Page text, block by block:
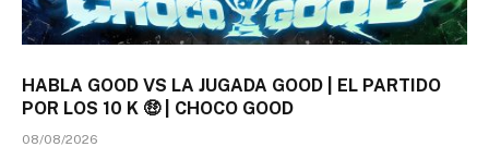
HABLA GOOD VS LA JUGADA GOOD | EL PARTIDO
POR LOS 10 K 🤑 | CHOCO GOOD
08/08/2026